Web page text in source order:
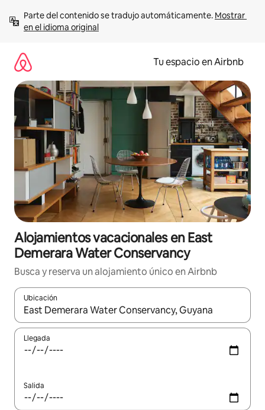
contenido
Parte del contenido se tradujo automáticamente. Mostrar
en el idioma original
Tu espacio en Airbnb
Alojamientos vacacionales en East
Demerara Water Conservancy
Busca y reserva un alojamiento único en Airbnb
Ubicación
Cuando los resultados estén disponibles, podrás navegar
Llegada
Salida